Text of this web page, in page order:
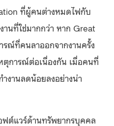
ที่ผู้คนต่างหมดไฟกับ
านที่ใช่มากกว่า หาก Great
ณ์ที่คนลาออกจากงานครั้ง
การณ์ต่อเนื่องกัน เมื่อคนที่
งานลดน้อยลงอย่างน่า
ต์แวร์ด้านทรัพยากรบุคคล